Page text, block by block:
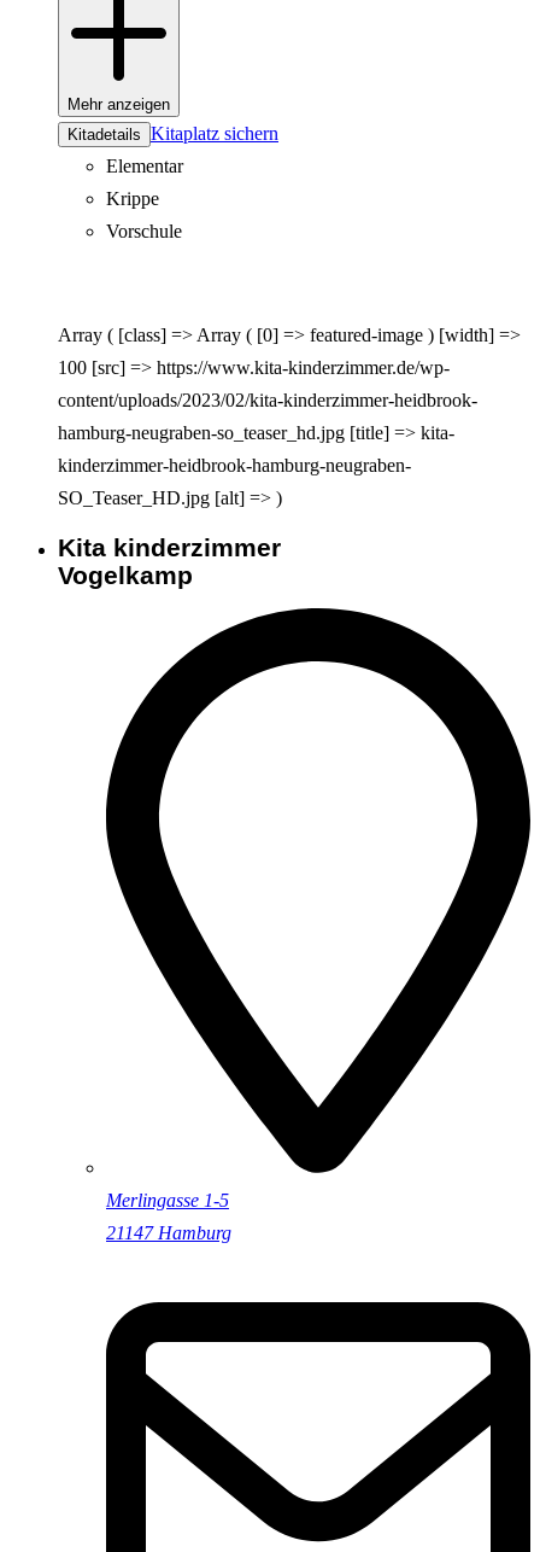
Mehr anzeigen
Kitadetails Kitaplatz sichern
Elementar
Krippe
Vorschule
Array ( [class] => Array ( [0] => featured-image ) [width] =>
100 [src] => https://www.kita-kinderzimmer.de/wp-
content/uploads/2023/02/kita-kinderzimmer-heidbrook-
hamburg-neugraben-so_teaser_hd.jpg [title] => kita-
kinderzimmer-heidbrook-hamburg-neugraben-
SO_Teaser_HD.jpg [alt] => )
Kita kinderzimmer
Vogelkamp
Merlingasse 1-5
21147 Hamburg